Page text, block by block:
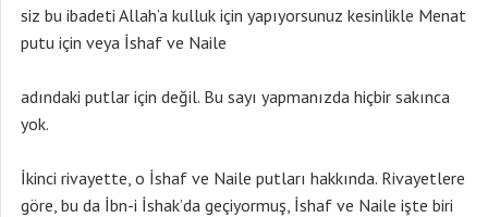
siz bu ibadeti Allah’a kulluk için yapıyorsunuz kesinlikle Menat
putu için veya İshaf ve Naile
adındaki putlar için değil. Bu sayı yapmanızda hiçbir sakınca
yok.
İkinci rivayette, o İshaf ve Naile putları hakkında. Rivayetlere
göre, bu da İbn-i İshak’da geçiyormuş, İshaf ve Naile işte biri